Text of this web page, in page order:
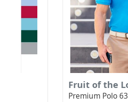
Fruit of the
Premium Polo